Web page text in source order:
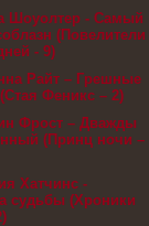
Шоуолтер - Самый
(Повелители
- 9)
Райт – Грешные
Феникс – 2)
Фрост – Дважды
(Принц ночи –
Хатчинс -
судьбы (Хроники